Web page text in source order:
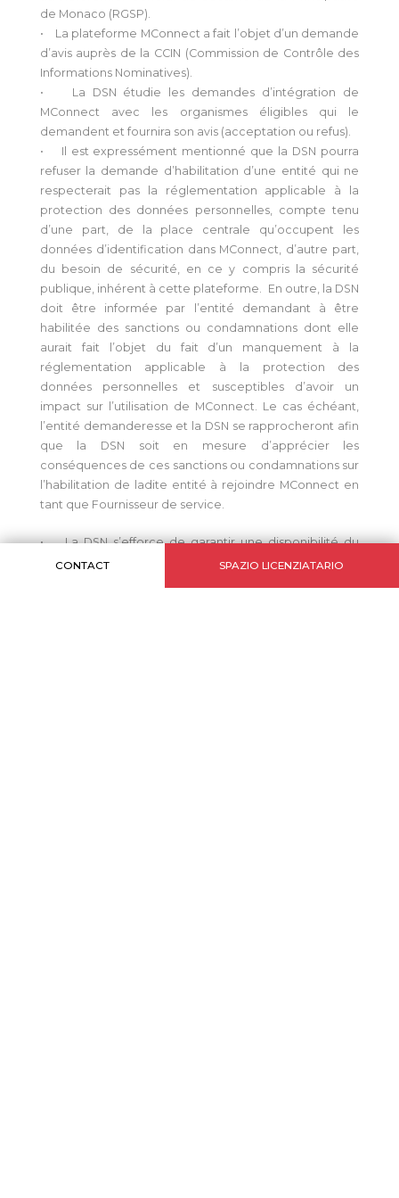
CONTACT SPAZIO LICENZIATARIO
de Monaco (RGSP).
• La plateforme MConnect a fait l’objet d’un demande
d’avis auprès de la CCIN (Commission de Contrôle des
Informations Nominatives).
• La DSN étudie les demandes d’intégration de
MConnect avec les organismes éligibles qui le
demandent et fournira son avis (acceptation ou refus).
• Il est expressément mentionné que la DSN pourra
refuser la demande d’habilitation d’une entité qui ne
respecterait pas la réglementation applicable à la
protection des données personnelles, compte tenu
d’une part, de la place centrale qu’occupent les
données d’identification dans MConnect, d’autre part,
du besoin de sécurité, en ce y compris la sécurité
publique, inhérent à cette plateforme. En outre, la DSN
doit être informée par l’entité demandant à être
habilitée des sanctions ou condamnations dont elle
aurait fait l’objet du fait d’un manquement à la
réglementation applicable à la protection des
données personnelles et susceptibles d’avoir un
impact sur l’utilisation de MConnect. Le cas échéant,
l’entité demanderesse et la DSN se rapprocheront afin
que la DSN soit en mesure d’apprécier les
conséquences de ces sanctions ou condamnations sur
l’habilitation de ladite entité à rejoindre MConnect en
tant que Fournisseur de service.
• La DSN s’efforce de garantir une disponibilité du
service MConnect de 99,5% par an.